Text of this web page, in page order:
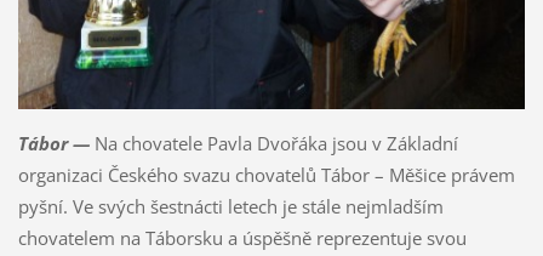
Tábor —Na chovatele Pavla Dvořáka jsou v Základní
organizaci Českého svazu chovatelů Tábor – Měšice právem
pyšní. Ve svých šestnácti letech je stále nejmladším
chovatelem na Táborsku a úspěšně reprezentuje svou